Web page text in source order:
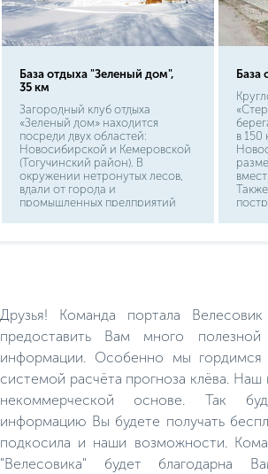
База отдыха "Зеленый дом",
35 км
Загородный клуб отдыха
«Зеленый дом» находится
посреди двух областей:
Новосибирской и Кемеровской
(Тогучинский район). В
окружении нетронутых лесов,
вдали от города и
промышленных предприятий
База
в 150
Друзья! Команда портала
предоставить Вам много
информации. Особенно мы гордимся
системой расчёта прогноза клёва. Наш
некоммерческой основе. Так
информацию Вы будете получать
подкосила и наши возможности.
"Велесовика" будет благодарна